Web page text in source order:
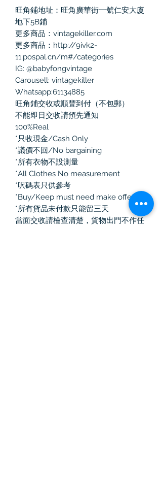
旺角鋪地址：旺角廣華街一號仁安大廈
地下5B鋪
更多商品：vintagekiller.com
更多商品：http://9ivk2-
11.pospal.cn/m#/categories
IG: @babyfongvintage
Carousell: vintagekiller
Whatsapp:61134885
旺角鋪交收或順豐到付（不包郵）
不能即日交收請預先通知
100%Real
*只收現金/Cash Only
*議價不回/No bargaining
*所有衣物不設測量
*All Clothes No measurement
*呎碼表只供參考
*Buy/Keep must need make offer
*所有貨品未付款只能留三天
當面交收請檢查清楚，貨物出門不作任